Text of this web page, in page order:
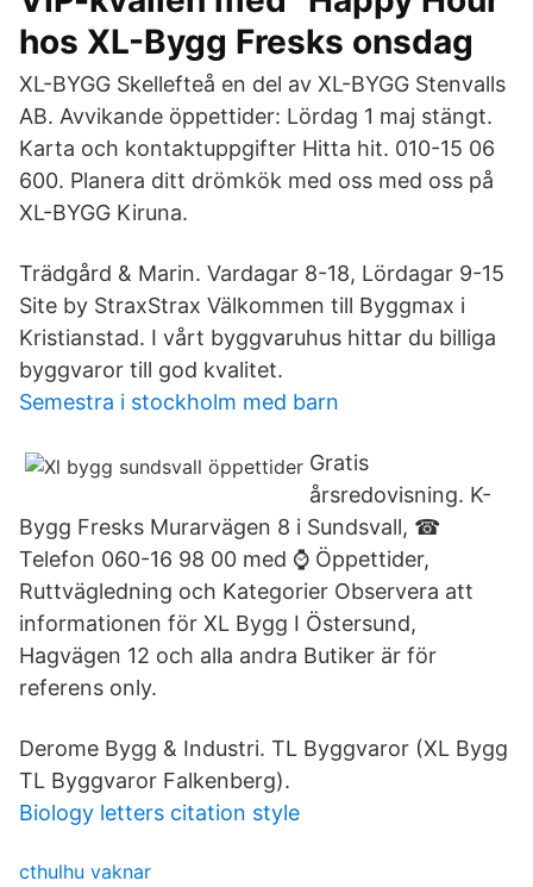
hos XL-Bygg Fresks onsdag
XL-BYGG Skellefteå en del av XL-BYGG Stenvalls
AB. Avvikande öppettider: Lördag 1 maj stängt.
Karta och kontaktuppgifter Hitta hit. 010-15 06
600. Planera ditt drömkök med oss med oss på
XL-BYGG Kiruna.
Trädgård & Marin. Vardagar 8-18, Lördagar 9-15
Site by StraxStrax Välkommen till Byggmax i
Kristianstad. I vårt byggvaruhus hittar du billiga
byggvaror till god kvalitet.
Semestra i stockholm med barn
Gratis
årsredovisning. K-
Bygg Fresks Murarvägen 8 i Sundsvall, ☎
Telefon 060-16 98 00 med ⌚ Öppettider,
Ruttvägledning och Kategorier Observera att
informationen för XL Bygg I Östersund,
Hagvägen 12 och alla andra Butiker är för
referens only.
Derome Bygg & Industri. TL Byggvaror (XL Bygg
TL Byggvaror Falkenberg).
Biology letters citation style
cthulhu vaknar